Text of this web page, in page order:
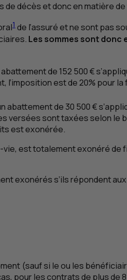
de décès et donc en matière
1 de l’assuré et ne sont pas
Les sommes sont donc
abattement de 152 500 €
est de 20% pour la
abattement de 30 500 €
versées sont taxées selon le
est exonérée.
vie, est totalement exonéré
exonérés s’ils répondent
(sauf si le ou les
pour les contrats de plus de